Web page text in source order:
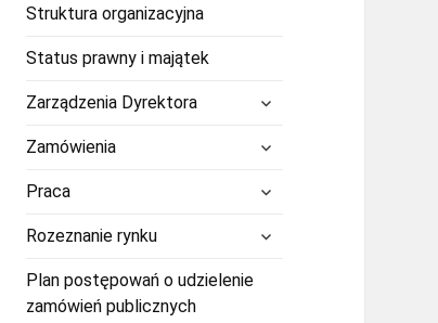
Struktura organizacyjna
Status prawny i majątek
Zarządzenia Dyrektora
rozwiń
menu
Zamówienia
Praca
Rozeznanie rynkurozwiń
menu
potomne
Plan postępowań o udzielenie
zamówień publicznych